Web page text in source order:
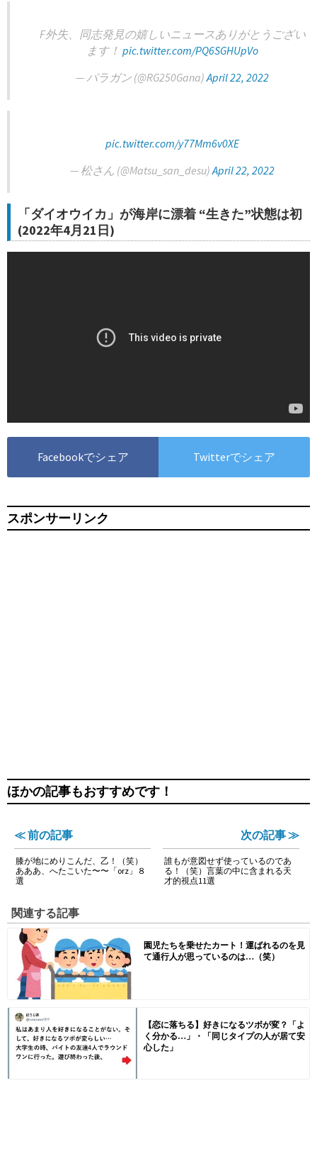
F外失、同志発見の嬉しいニュースありがとうござい
ます！ pic.twitter.com/PQ6SGHUpVo
— パラガン (@RG250Gana)April 22, 2022
pic.twitter.com/y77Mm6v0XE
— 松さん (@Matsu_san_desu)April 22, 2022
「ダイオウイカ」が海岸に漂着 “生きた”状態は初
(2022年4月21日)
Facebookでシェア Twitterでシェア
スポンサーリンク
ほかの記事もおすすめです！
≪ 前の記事
膝が地にめりこんだ、乙！（笑）
あああ、へたこいた〜〜「orz」８
選
次の記事 ≫
誰もが意図せず使っているのであ
る！（笑）言葉の中に含まれる天
才的視点11選
関連する記事
園児たちを乗せたカート！運ばれるのを見
て通行人が思っているのは…（笑）
【恋に落ちる】好きになるツボが変？「よ
く分かる…」・「同じタイプの人が居て安
心した」